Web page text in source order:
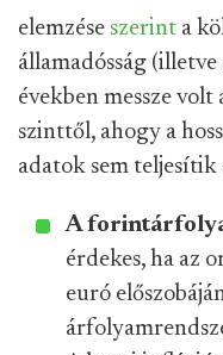
elemzése szerint a
államadósság
években messze volt
szinttől, ahogy a
adatok sem
A
érdekes, ha az
euró